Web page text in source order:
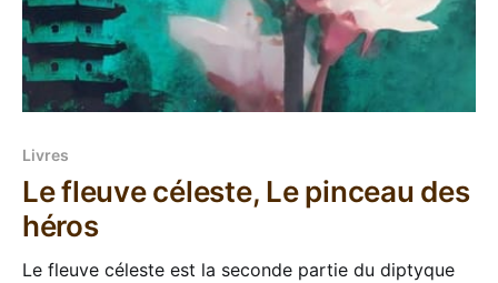
Livres
Le fleuve céleste, Le pinceau des
héros
Le fleuve céleste est la seconde partie du diptyque